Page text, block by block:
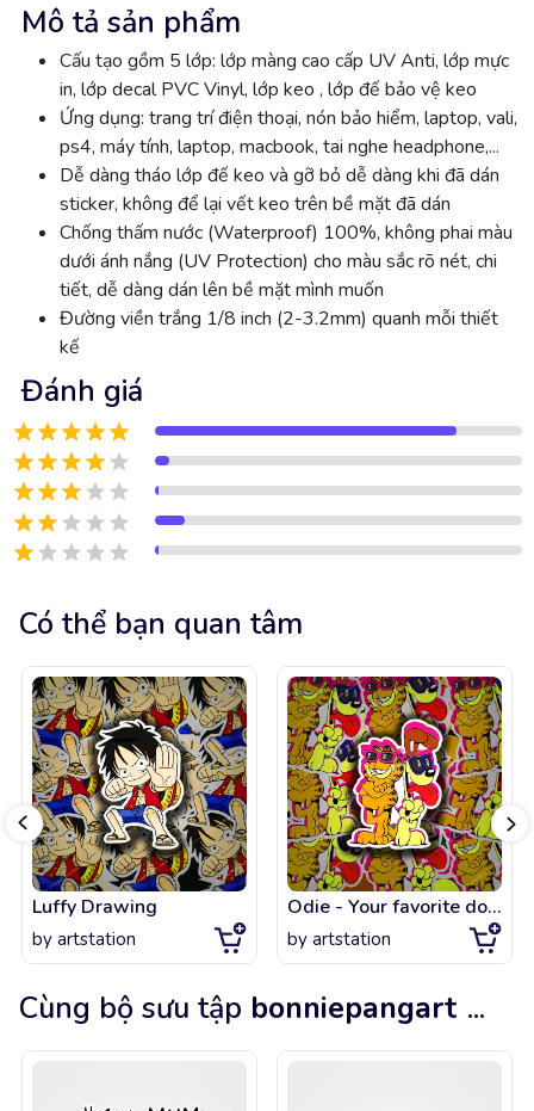
Mô tả sản phẩm
Cấu tạo gồm 5 lớp: lớp màng cao cấp UV Anti, lớp mực
in, lớp decal PVC Vinyl, lớp keo , lớp đế bảo vệ keo
Ứng dụng: trang trí điện thoại, nón bảo hiểm, laptop, vali,
ps4, máy tính, laptop, macbook, tai nghe headphone,...
Dễ dàng tháo lớp đế keo và gỡ bỏ dễ dàng khi đã dán
sticker, không để lại vết keo trên bề mặt đã dán
Chống thấm nước (Waterproof) 100%, không phai màu
dưới ánh nắng (UV Protection) cho màu sắc rõ nét, chi
tiết, dễ dàng dán lên bề mặt mình muốn
Đường viền trắng 1/8 inch (2-3.2mm) quanh mỗi thiết
kế
Đánh giá
Có thể bạn quan tâm
Luffy Drawing
by artstation
Odie - Your favorite dog (Garfield)
by artstation
Cùng bộ sưu tập bonniepangart ...